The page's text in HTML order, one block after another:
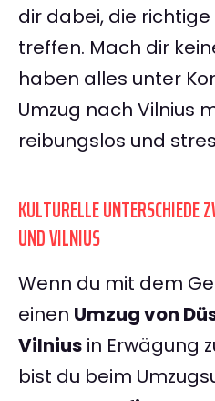
dir dabei, die
treffen. Mach dir
haben alles unter
Umzug nach Vilnius
reibungslos und
KULTURELLE UNTERSCHIEDE
UND VILNIUS
Wenn du mit dem
einen Umzug von
Vilnius in Erwägung
bist du beim